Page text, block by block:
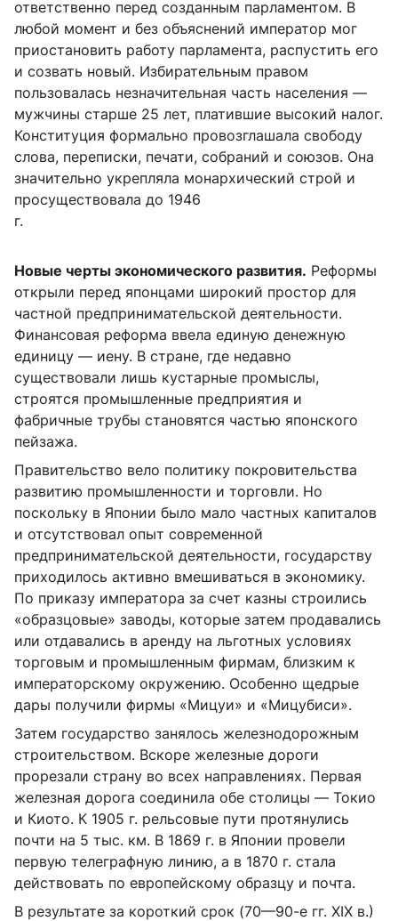
ответственно перед созданным парламентом. В
любой момент и без объяснений император мог
приостановить работу парламента, распустить его
и созвать новый. Избирательным правом
пользовалась незначительная часть населения —
мужчины старше 25 лет, платившие высокий налог.
Конституция формально провозглашала свободу
слова, переписки, печати, собраний и союзов. Она
значительно укрепляла монархический строй и
просуществовала до 1946
г.
Новые черты экономического развития. Реформы
открыли перед японцами широкий простор для
частной предпринимательской деятельности.
Финансовая реформа ввела единую денежную
единицу — иену. В стране, где недавно
существовали лишь кустарные промыслы,
строятся промышленные предприятия и
фабричные трубы становятся частью японского
пейзажа.
Правительство вело политику покровительства
развитию промышленности и торговли. Но
поскольку в Японии было мало частных капиталов
и отсутствовал опыт современной
предпринимательской деятельности, государству
приходилось активно вмешиваться в экономику.
По приказу императора за счет казны строились
«образцовые» заводы, которые затем продавались
или отдавались в аренду на льготных условиях
торговым и промышленным фирмам, близким к
императорскому окружению. Особенно щедрые
дары получили фирмы «Мицуи» и «Мицубиси».
Затем государство занялось железнодорожным
строительством. Вскоре железные дороги
прорезали страну во всех направлениях. Первая
железная дорога соединила обе столицы — Токио
и Киото. К 1905 г. рельсовые пути протянулись
почти на 5 тыс. км. В 1869 г. в Японии провели
первую телеграфную линию, а в 1870 г. стала
действовать по европейскому образцу и почта.
В результате за короткий срок (70—90-е гг. XIX в.)